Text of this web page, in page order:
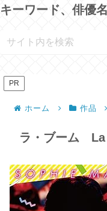
キーワード、俳優
PR
ホーム 作品
ラ・ブーム